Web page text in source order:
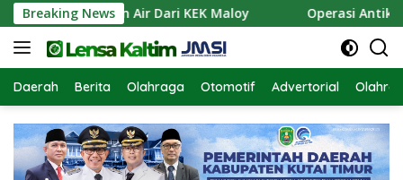
Langsung
ke
konten
Breaking News
Pasokan Air Dari KEK Maloy Operasi Antik
Daerah Berita Olahraga Otomotif Advertorial